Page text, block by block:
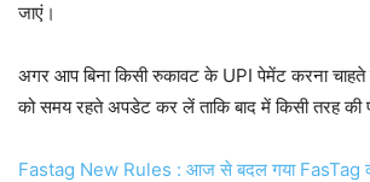
जाएं।
अगर आप बिना किसी रुकावट के UPI पेमेंट करना चाहते
को समय रहते अपडेट कर लें ताकि बाद में किसी तरह की
Fastag New Rules : आज से बदल गया FasTag